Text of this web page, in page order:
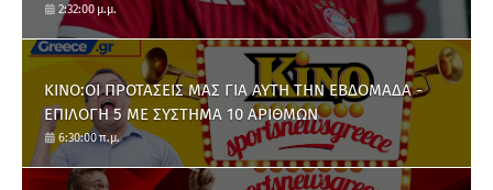
2:32:00 μ.μ.
ΚΙΝΟ:ΟΙ ΠΡΟΤΑΣΕΙΣ ΜΑΣ ΓΙΑ ΑΥΤΗ ΤΗΝ ΕΒΔΟΜΑΔΑ -
ΕΠΙΛΟΓΗ 5 ΜΕ ΣΥΣΤΗΜΑ 10 ΑΡΙΘΜΩΝ
6:30:00 π.μ.